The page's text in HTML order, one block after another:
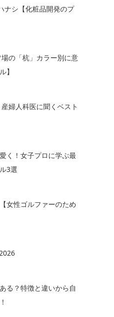
ナシ【化粧品開発のプ
の「杭」カラー別に意
】
婦人科医に聞くベスト
く！女子プロに学ぶ最
3選
女性ゴルファーのため
る？特徴と違いから自